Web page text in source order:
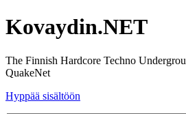
Kovaydin.NET
The Finnish Hardcore Techno
QuakeNet
Hyppää sisältöön